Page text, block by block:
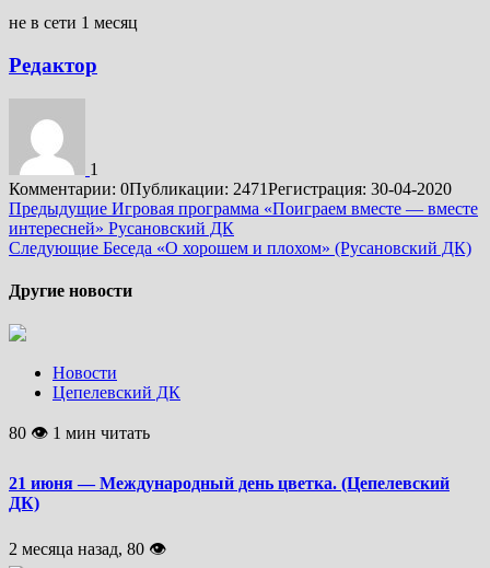
не в сети 1 месяц
Редактор
1
Комментарии: 0Публикации: 2471Регистрация: 30-04-2020
Подробнее
Предыдущие Игровая программа «Поиграем вместе — вместе
интересней» Русановский ДК
Следующие Беседа «О хорошем и плохом» (Русановский ДК)
Другие новости
Новости
Цепелевский ДК
80 👁 1 мин читать
21 июня — Международный день цветка. (Цепелевский
ДК)
2 месяца назад, 80 👁